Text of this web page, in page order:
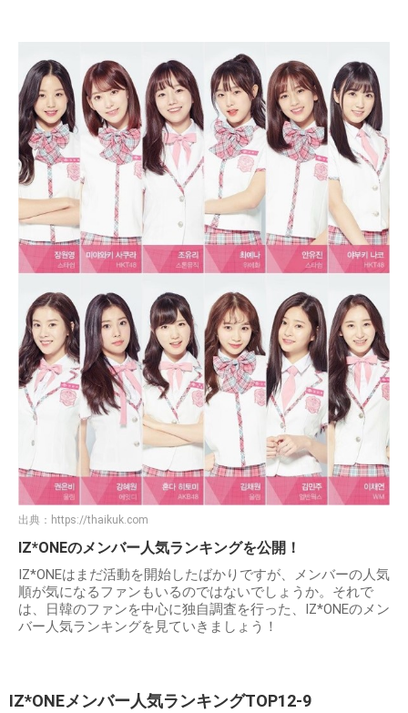
出典： https://thaikuk.com
IZ*ONEのメンバー人気ランキングを公開！
IZ*ONEはまだ活動を開始したばかりですが、メンバーの人気
順が気になるファンもいるのではないでしょうか。それで
は、日韓のファンを中心に独自調査を行った、IZ*ONEのメン
バー人気ランキングを見ていきましょう！
IZ*ONEメンバー人気ランキングTOP12-9